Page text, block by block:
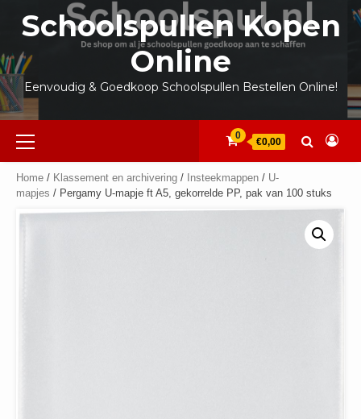
inhoud
Schoolspullen Kopen
Online
Eenvoudig & Goedkoop Schoolspullen Bestellen Online!
Primair
menu
0
€0,00
Home / Klassement en archivering / Insteekmappen / U-
mapjes / Pergamy U-mapje ft A5, gekorrelde PP, pak van 100 stuks